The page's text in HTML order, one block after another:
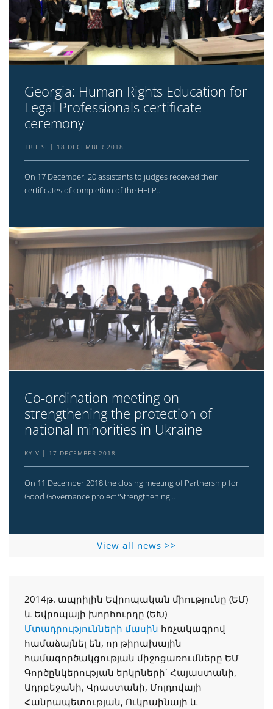
Georgia: Human Rights Education for
Legal Professionals certificate
ceremony
TBILISI 18 DECEMBER 2018
On 17 December, 20 assistants to judges received their
certificates of completion of the HELP...
Co-ordination meeting on
strengthening the protection of
national minorities in Ukraine
KYIV 17 DECEMBER 2018
On 11 December 2018 the closing meeting of Partnership for
Good Governance project ‘Strengthening...
View all news >>
2014թ. ապրիլին Եվրոպական միությունը (ԵՄ)
և Եվրոպայի խորհուրդը (ԵԽ)
Մտադրությունների մասին հռչակագրով
համաձայնել են, որ թիրախային
համագործակցության միջոցառումները ԵՄ
Գործընկերության երկրների՝ Հայաստանի,
Ադրբեջանի, Վրաստանի, Մոլդովայի
Հանրապետության, Ուկրաինայի և